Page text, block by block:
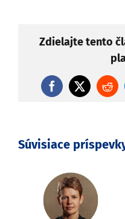
Zdielajte tento
Facebook
X
Súvisiace